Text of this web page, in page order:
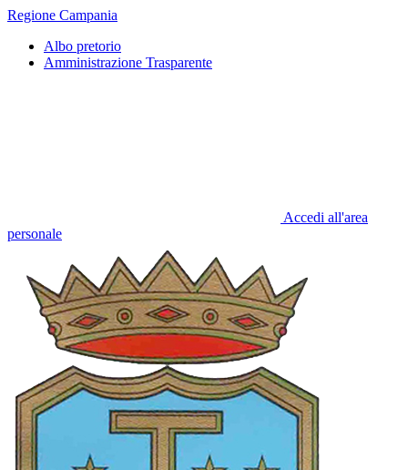
Regione Campania
Albo pretorio
Amministrazione Trasparente
Accedi all'area
personale